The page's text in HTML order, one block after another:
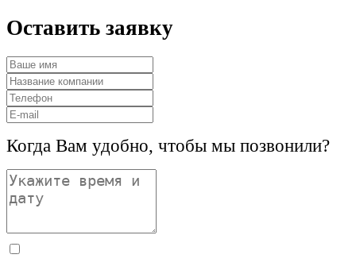
Оставить заявку
Когда Вам удобно, чтобы мы позвонили?